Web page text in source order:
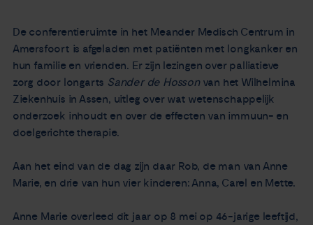
De conferentieruimte in het Meander Medisch Centrum in
Amersfoort is afgeladen met patiënten met longkanker en
hun familie en vrienden. Er zijn lezingen over palliatieve
zorg door longarts Sander de Hosson van het Wilhelmina
Ziekenhuis in Assen, uitleg over wat wetenschappelijk
onderzoek inhoudt en over de effecten van immuun- en
doelgerichte therapie.
Aan het eind van de dag zijn daar Rob, de man van Anne
Marie, en drie van hun vier kinderen: Anna, Carel en Mette.
Anne Marie overleed dit jaar op 8 mei op 46-jarige leeftijd,